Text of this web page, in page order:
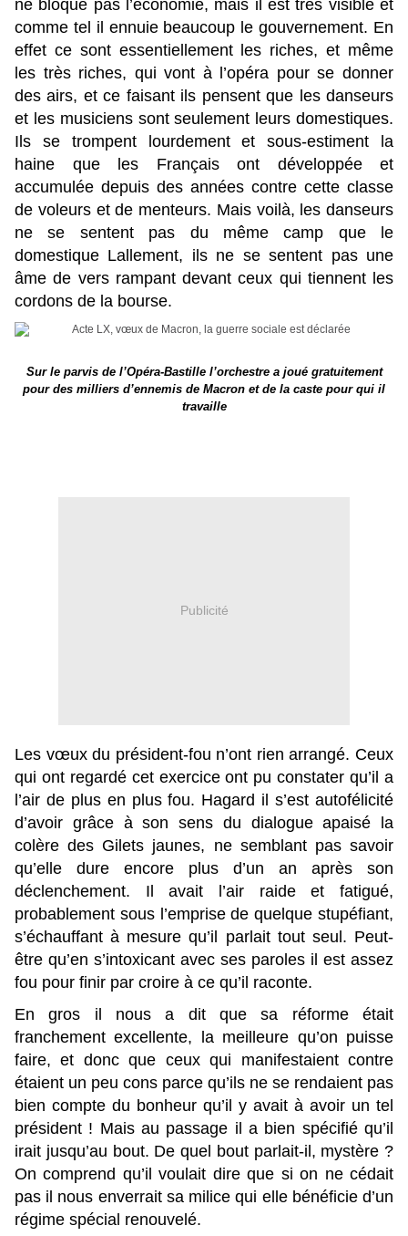
ne bloque pas l’économie, mais il est très visible et
comme tel il ennuie beaucoup le gouvernement. En
effet ce sont essentiellement les riches, et même
les très riches, qui vont à l’opéra pour se donner
des airs, et ce faisant ils pensent que les danseurs
et les musiciens sont seulement leurs domestiques.
Ils se trompent lourdement et sous-estiment la
haine que les Français ont développée et
accumulée depuis des années contre cette classe
de voleurs et de menteurs. Mais voilà, les danseurs
ne se sentent pas du même camp que le
domestique Lallement, ils ne se sentent pas une
âme de vers rampant devant ceux qui tiennent les
cordons de la bourse.
Sur le parvis de l’Opéra-Bastille l’orchestre a joué gratuitement
pour des milliers d’ennemis de Macron et de la caste pour qui il
travaille
Publicité
Les vœux du président-fou n’ont rien arrangé. Ceux
qui ont regardé cet exercice ont pu constater qu’il a
l’air de plus en plus fou. Hagard il s’est autofélicité
d’avoir grâce à son sens du dialogue apaisé la
colère des Gilets jaunes, ne semblant pas savoir
qu’elle dure encore plus d’un an après son
déclenchement. Il avait l’air raide et fatigué,
probablement sous l’emprise de quelque stupéfiant,
s’échauffant à mesure qu’il parlait tout seul. Peut-
être qu’en s’intoxicant avec ses paroles il est assez
fou pour finir par croire à ce qu’il raconte.
En gros il nous a dit que sa réforme était
franchement excellente, la meilleure qu’on puisse
faire, et donc que ceux qui manifestaient contre
étaient un peu cons parce qu’ils ne se rendaient pas
bien compte du bonheur qu’il y avait à avoir un tel
président ! Mais au passage il a bien spécifié qu’il
irait jusqu’au bout. De quel bout parlait-il, mystère ?
On comprend qu’il voulait dire que si on ne cédait
pas il nous enverrait sa milice qui elle bénéficie d’un
régime spécial renouvelé.